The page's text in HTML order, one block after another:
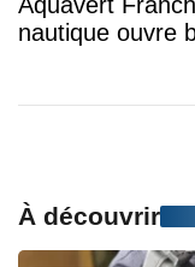
nautique ouvre
À découvrir